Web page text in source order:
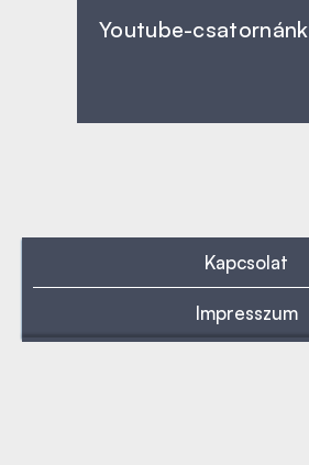
Youtube-csatornánk
Kapcsolat
Impresszum